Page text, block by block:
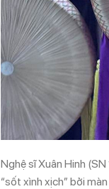
Nghệ sĩ Xuân Hinh
“sốt xình xịch” bởi